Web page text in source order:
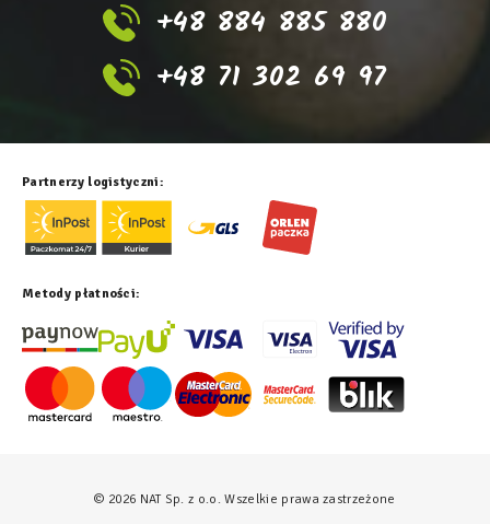
+48 884 885 880
+48 71 302 69 97
Partnerzy logistyczni:
Metody płatności:
© 2026 NAT Sp. z o.o. Wszelkie prawa zastrzeżone